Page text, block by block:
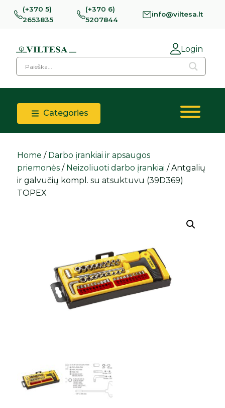
(+370 5)
2653835
(+370 6)
5207844
info@viltesa.lt
Login
Categories
Home / Darbo įrankiai ir apsaugos
priemonės / Neizoliuoti darbo įrankiai / Antgalių
ir galvučių kompl. su atsuktuvu (39D369)
TOPEX